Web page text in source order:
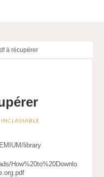
à récupérer
INCLASSABLE
library
How%20to%20Downlo